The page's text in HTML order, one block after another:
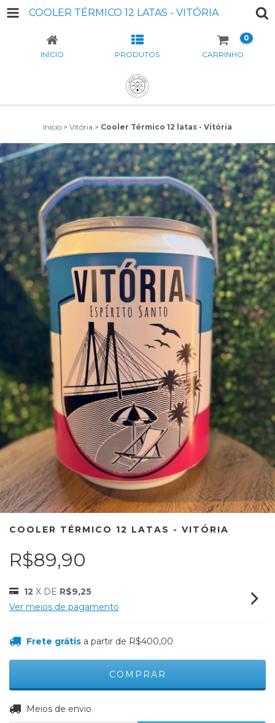
COOLER TÉRMICO 12 LATAS - VITÓRIA
INÍCIO PRODUTOS CARRINHO
0
Início > Vitória > Cooler Térmico 12 latas - Vitória
COOLER TÉRMICO 12 LATAS - VITÓRIA
R$89,90
12 X DE R$9,25
Ver meios de pagamento
Frete grátis a partir de R$400,00
Entregas para o CEP:
Meios de envio